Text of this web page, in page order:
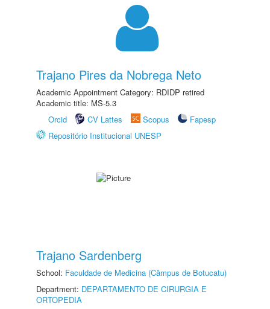
Trajano Pires da Nobrega Neto
Academic Appointment Category: RDIDP retired
Academic title: MS-5.3
Orcid
CV Lattes Scopus
Fapesp
Repositório Institucional UNESP
Trajano Sardenberg
School: Faculdade de Medicina (Câmpus de Botucatu)
Department: DEPARTAMENTO DE CIRURGIA E
ORTOPEDIA